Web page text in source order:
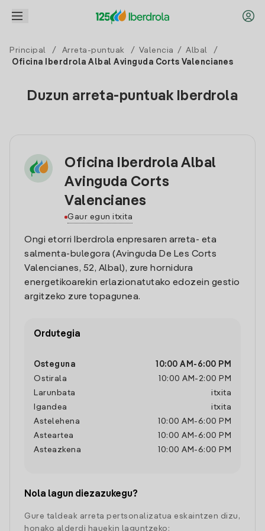
Principal / Arreta-puntuak / Valencia / Albal
/
Oficina Iberdrola Albal Avinguda Corts Valencianes
Duzun arreta-puntuak Iberdrola
Oficina Iberdrola Albal
Avinguda Corts
Valencianes
Gaur egun itxita
Ongi etorri Iberdrola enpresaren arreta- eta
salmenta-bulegora (Avinguda De Les Corts
Valencianes, 52, Albal), zure hornidura
energetikoarekin erlazionatutako edozein gestio
argitzeko zure topagunea.
Ordutegia
Osteguna 10:00 AM - 6:00 PM
Ostirala
10:00 AM - 2:00 PM
Larunbata
itxita
Igandea
itxita
Astelehena
10:00 AM -6:00 PM
Asteartea
10:00 AM -6:00 PM
Asteazkena
10:00 AM -6:00 PM
Nola lagun diezazukegu?
Gure taldeak arreta pertsonalizatua eskaintzen dizu,
honako alderdi hauekin laguntzeko: